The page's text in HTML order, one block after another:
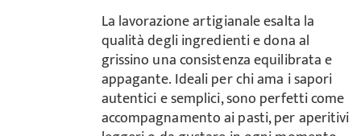
La lavorazione artigianale esalta la
qualità degli ingredienti e dona al
grissino una consistenza equilibrata e
appagante. Ideali per chi ama i sapori
autentici e semplici, sono perfetti come
accompagnamento ai pasti, per aperitivi